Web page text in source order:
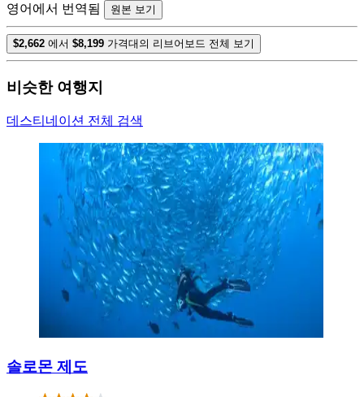
영어에서 번역됨 원본 보기
$2,662 에서 $8,199 가격대의 리브어보드 전체 보기
비슷한 여행지
데스티네이션 전체 검색
솔로몬 제도